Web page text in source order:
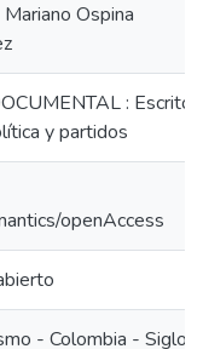
Ospina
: Escritos
y partidos
openAccess
- Colombia - Siglo